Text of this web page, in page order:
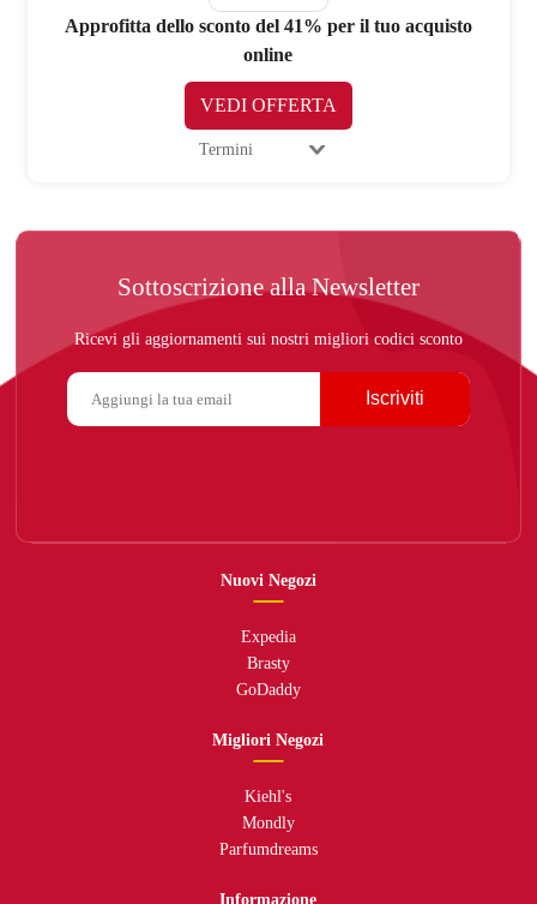
Approfitta dello sconto del 41% per il tuo acquisto
online
VEDI OFFERTA
Termini
Sottoscrizione alla Newsletter
Ricevi gli aggiornamenti sui nostri migliori codici sconto
Iscriviti
Nuovi Negozi
Expedia
Brasty
GoDaddy
Migliori Negozi
Kiehl's
Mondly
Parfumdreams
Informazione